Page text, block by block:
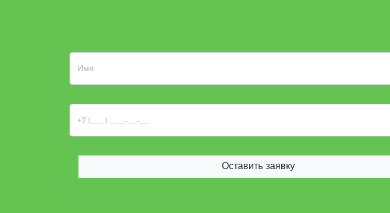
Оставить заявку